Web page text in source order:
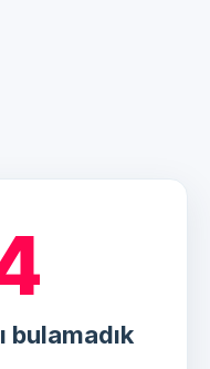
bulamadık